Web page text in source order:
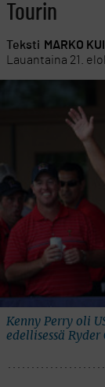
Tourin
Teksti MARKO
Lauantaina 21.
Kenny Perry oli
edellisessä